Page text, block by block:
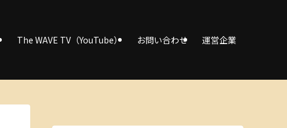
The WAVE TV（YouTube） お問い合わせ 運営企業